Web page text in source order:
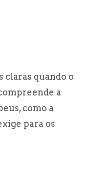
claras quando o
a
como a
para os